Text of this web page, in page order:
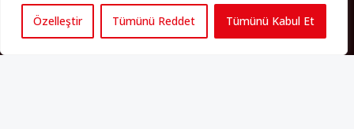
Özelleştir Tümünü Reddet Tümünü Kabul Et
Copyright 2025 perspektif.eu.Yayınlanan haber, yazı ve
görsellerin tüm hakları Perspektif web sitesine aittir. İzin